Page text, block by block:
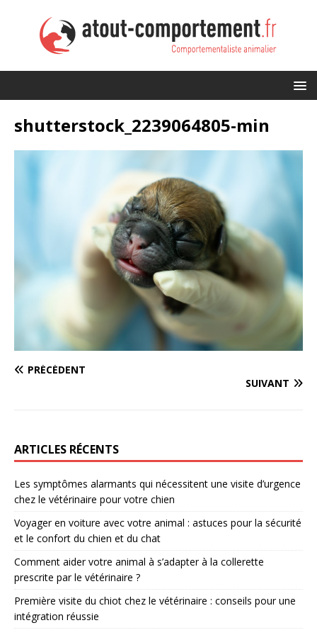
shutterstock_2239064805-min
PRÉCÉDENT
SUIVANT
ARTICLES RÉCENTS
Les symptômes alarmants qui nécessitent une visite d’urgence
chez le vétérinaire pour votre chien
Voyager en voiture avec votre animal : astuces pour la sécurité
et le confort du chien et du chat
Comment aider votre animal à s’adapter à la collerette
prescrite par le vétérinaire ?
Première visite du chiot chez le vétérinaire : conseils pour une
intégration réussie